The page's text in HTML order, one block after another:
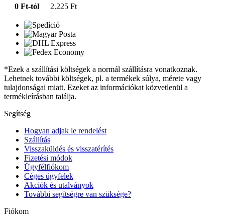
0 Ft-tól
2.225 Ft
*Ezek a szállítási költségek a normál szállításra vonatkoznak.
Lehetnek további költségek, pl. a termékek súlya, mérete vagy
tulajdonságai miatt. Ezeket az információkat közvetlenül a
termékleírásban találja.
Segítség
Hogyan adjak le rendelést
Szállítás
Visszaküldés és visszatérítés
Fizetési módok
Ügyfélfiókom
Céges ügyfelek
Akciók és utalványok
További segítségre van szüksége?
Fiókom